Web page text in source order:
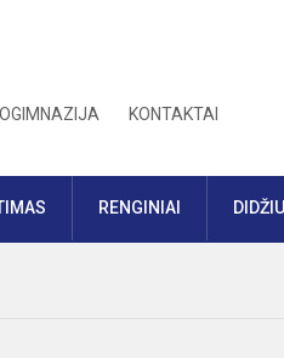
KONTAKTAI
RENGINIAI